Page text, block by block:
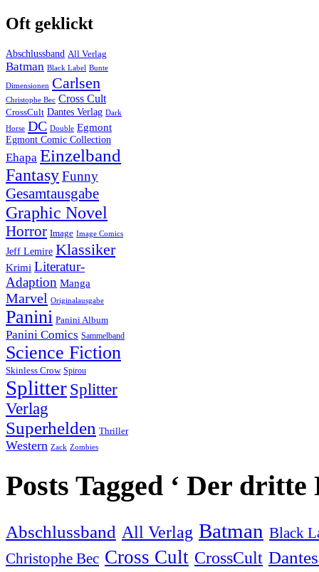
Oft geklickt
Abschlussband All Verlag
Batman Black Label Bunte
Dimensionen Carlsen
Christophe Bec Cross Cult
CrossCult Dantes Verlag Dark
Horse DC Double Egmont
Egmont Comic Collection
Ehapa Einzelband
FantasyFunny
Gesamtausgabe
Graphic Novel
Horror Image Image Comics
Jeff Lemire Klassiker
Krimi Literatur-
Adaption Manga
Marvel Originalausgabe
Panini Panini Album
Panini Comics Sammelband
Science Fiction
Skinless Crow Spirou
Splitter Splitter
Verlag
Superhelden Thriller
Western Zack Zombies
Posts Tagged ‘ Der dritte
Abschlussband All Verlag Batman Black
Christophe Bec Cross Cult CrossCult